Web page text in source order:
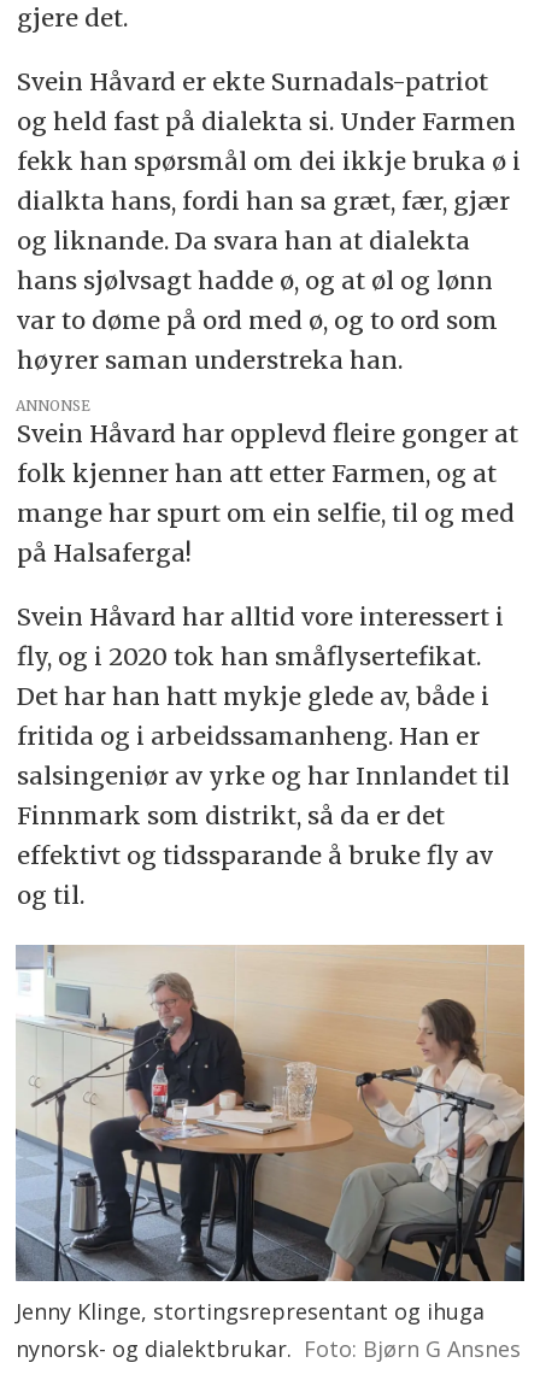
gjere det.
Svein Håvard er ekte Surnadals-patriot
og held fast på dialekta si. Under Farmen
fekk han spørsmål om dei ikkje bruka ø i
dialkta hans, fordi han sa græt, fær, gjær
og liknande. Da svara han at dialekta
hans sjølvsagt hadde ø, og at øl og lønn
var to døme på ord med ø, og to ord som
høyrer saman understreka han.
ANNONSE
Svein Håvard har opplevd fleire gonger at
folk kjenner han att etter Farmen, og at
mange har spurt om ein selfie, til og med
på Halsaferga!
Svein Håvard har alltid vore interessert i
fly, og i 2020 tok han småflysertefikat.
Det har han hatt mykje glede av, både i
fritida og i arbeidssamanheng. Han er
salsingeniør av yrke og har Innlandet til
Finnmark som distrikt, så da er det
effektivt og tidssparande å bruke fly av
og til.
Jenny Klinge, stortingsrepresentant og ihuga
nynorsk- og dialektbrukar. Foto: Bjørn G Ansnes